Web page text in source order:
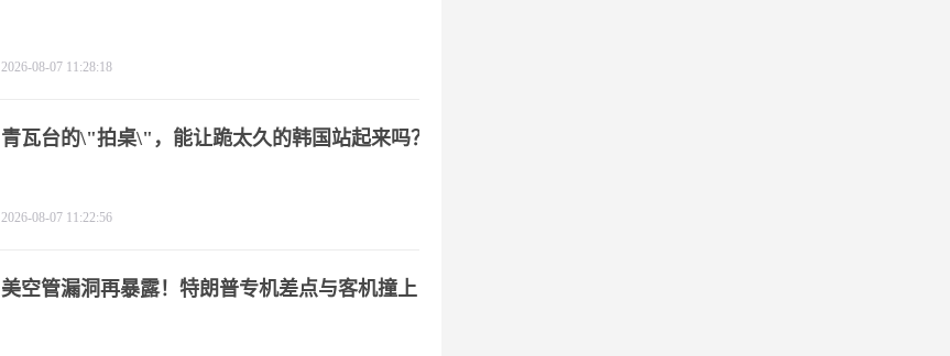
2026-08-07 11:28:18
青瓦台的\"拍桌\"，能让跪太久的韩国站起来吗？
2026-08-07 11:22:56
美空管漏洞再暴露！特朗普专机差点与客机撞上